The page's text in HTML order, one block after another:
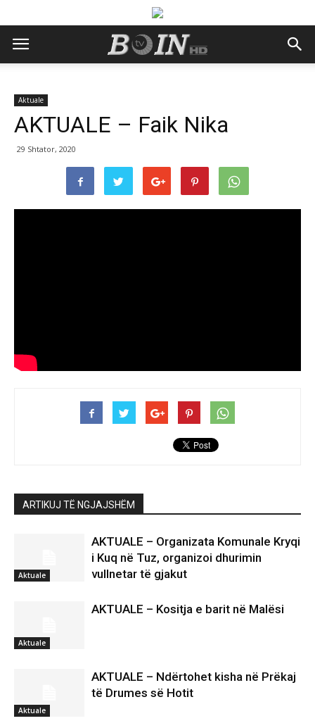
Aktuale
AKTUALE – Faik Nika
29 Shtator, 2020
ARTIKUJ TË NGJAJSHËM
Aktuale
AKTUALE – Organizata Komunale Kryqi
i Kuq në Tuz, organizoi dhurimin
vullnetar të gjakut
Aktuale
AKTUALE – Kositja e barit në Malësi
Aktuale
AKTUALE – Ndërtohet kisha në Prëkaj
të Drumes së Hotit